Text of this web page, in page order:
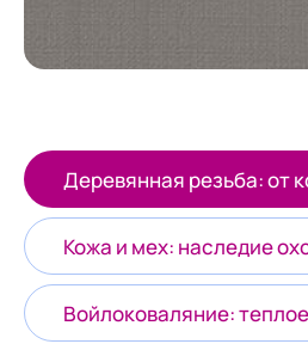
Деревянная резьба: от
Кожа и мех: наследие
Войлоковаляние: